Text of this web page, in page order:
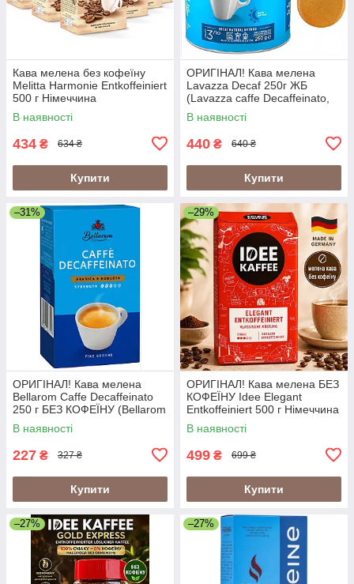
Кава мелена без кофеїну
Melitta Harmonie Entkoffeiniert
500 г Німеччина
В наявності
434 ₴ 634 ₴
Купити
ОРИГІНАЛ! Кава мелена
Lavazza Decaf 250г ЖБ
(Lavazza caffe Decaffeinato,
Lavazza Dek Classico)
Лавацца БЕЗ КОФЕЇНУ,
В наявності
440 ₴ 640 ₴
Купити
–31%
ОРИГІНАЛ! Кава мелена
Bellarom Caffe Decaffeinato
250 г БЕЗ КОФЕЇНУ (Bellarom
Decaf)
В наявності
227 ₴ 327 ₴
Купити
–29%
ОРИГІНАЛ! Кава мелена БЕЗ
КОФЕЇНУ Idee Elegant
Entkoffeiniert 500 г Німеччина
J. J. Darboven (Idee Decaf
Idee Decaffeinated)
В наявності
499 ₴ 699 ₴
Купити
–27% –27%